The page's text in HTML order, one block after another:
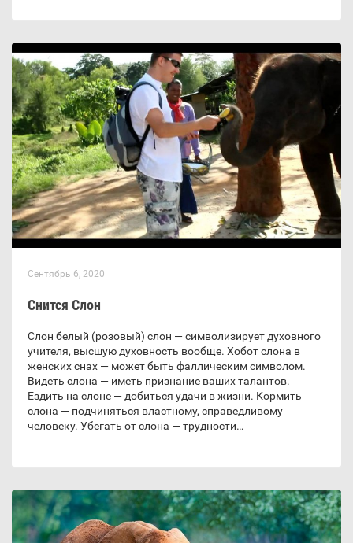
Сентябрь 6, 2020
Снится Слон
Слон белый (розовый) слон — символизирует духовного
учителя, высшую духовность вообще. Хобот слона в
женских снах — может быть фаллическим символом.
Видеть слона — иметь признание ваших талантов.
Ездить на слоне — добиться удачи в жизни. Кормить
слона — подчиняться властному, справедливому
человеку. Убегать от слона — трудности…